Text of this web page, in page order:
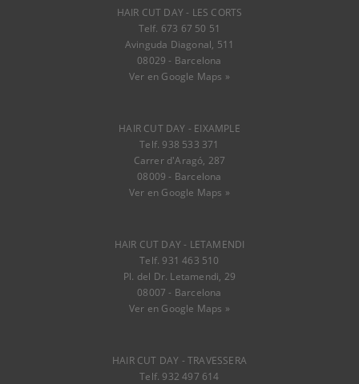
HAIR CUT DAY - LES CORTS
Telf. 673 67 50 51
Avinguda Diagonal, 511
08029 - Barcelona
Ver en Google Maps »
HAIR CUT DAY - EIXAMPLE
Telf. 938 533 371
Carrer d'Aragó, 287
08009 - Barcelona
Ver en Google Maps »
HAIR CUT DAY - LETAMENDI
Telf. 931 463 510
Pl. del Dr. Letamendi, 29
08007 - Barcelona
Ver en Google Maps »
HAIR CUT DAY - TRAVESSERA
Telf. 932 497 614